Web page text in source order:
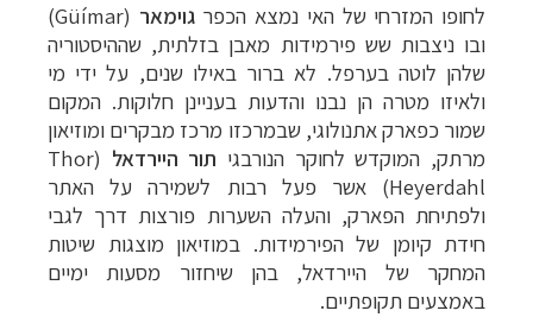
לחופו המזרחי של האי נמצא הכפרגוימאר (
Güímar
)
ובו ניצבות שש פירמידות מאבן בזלתית, שההיסטוריה
שלהן לוטה בערפל. לא ברור באילו שנים, על ידי מי
ולאיזו מטרה הן נבנו והדעות בעניינן חלוקות. המקום
שמור כפארק אתנולוגי, שבמרכזו מרכז מבקרים ומוזיאון
מרתק, המוקדש לחוקר הנורבגי תור היירדאל (
Thor
Heyerdahl) אשר פעל רבות לשמירה על האתר
ולפתיחת הפארק, והעלה השערות פורצות דרך לגבי
חידת קיומן של הפירמידות. במוזיאון מוצגות שיטות
המחקר של היירדאל, בהן שיחזור מסעות ימיים
באמצעים תקופתיים.